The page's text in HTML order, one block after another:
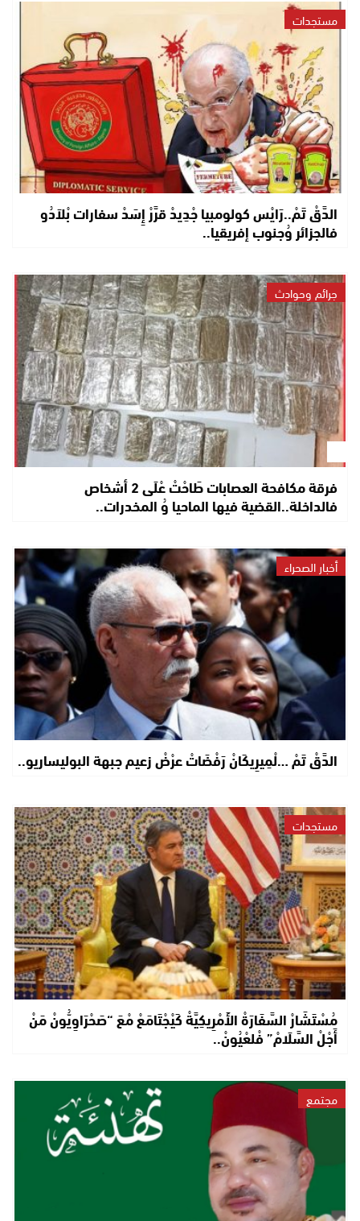
مستجدات
الدَّقْ تَمْ..رَايْس كولومبيا جْدِيدْ قرَّرْ إِسَدْ سفارات بْلاَدُو
فالجزائر وُجنوب إفريقيا..
جرائم وحوادث
فرقة مكافحة العصابات طَاحْتْ عْلَى 2 أشخاص
فالداخلة..القضية فيها الماحيا وُ المخدرات..
أخبار الصحراء
الدَّقْ تَمْ …لْمِيرِيكَانْ رَفْضَاتْ عرْضْ زعيم جبهة البوليساريو..
مستجدات
مُسْتَشَارْ السَّفَارَةْ الأَمْرِيكِيَّةْ كَيْجْتَامَعْ مْعَ “صَحْرَاوِيُّونْ مَنْ
أَجْلْ السَّلَامْ” فْلعْيُونْ..
مجتمع